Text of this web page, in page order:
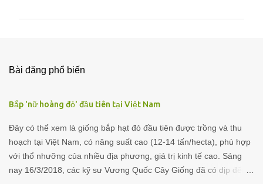
é
Bài đăng phổ biến
Bắp 'nữ hoàng đỏ' đầu tiên tại Việt Nam
Đây có thể xem là giống bắp hạt đỏ đầu tiên được trồng và thu
hoạch tại Việt Nam, có năng suất cao (12-14 tấn/hecta), phù hợp
với thổ nhưỡng của nhiều địa phương, giá trị kinh tế cao. Sáng
nay 16/3/2018, các kỹ sư Vương Quốc Cây Giống đã có dịp đến